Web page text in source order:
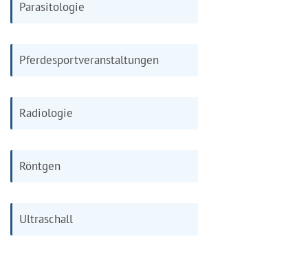
Parasitologie
Pferdesportveranstaltungen
Radiologie
Röntgen
Ultraschall